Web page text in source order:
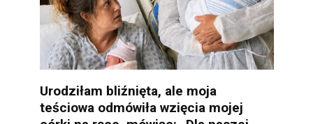
Urodziłam bliźnięta, ale moja
teściowa odmówiła wzięcia mojej